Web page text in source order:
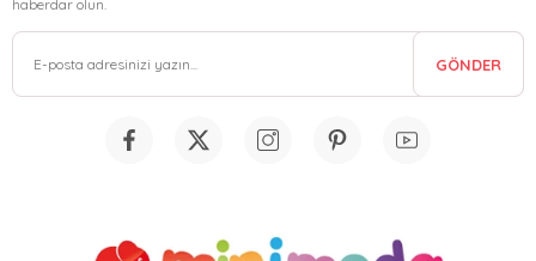
haberdar olun.
GÖNDER